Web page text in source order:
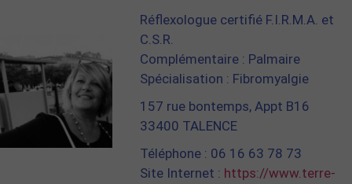
Réflexologue certifié F.I.R.M.A. et
C.S.R.
Complémentaire : Palmaire
Spécialisation : Fibromyalgie
157 rue bontemps, Appt B16
33400 TALENCE
Téléphone : 06 16 63 78 73
Site Internet : https://www.terre-